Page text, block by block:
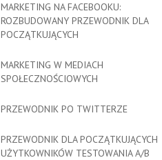
MARKETING NA FACEBOOKU:
ROZBUDOWANY PRZEWODNIK DLA
POCZĄTKUJĄCYCH
MARKETING W MEDIACH
SPOŁECZNOŚCIOWYCH
PRZEWODNIK PO TWITTERZE
PRZEWODNIK DLA POCZĄTKUJĄCYCH
UŻYTKOWNIKÓW TESTOWANIA A/B